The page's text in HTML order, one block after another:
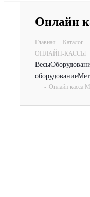
Онлайн
Главная - Каталог -
ОНЛАЙН-КАССЫ
Весы
оборудование
- Онлайн касса